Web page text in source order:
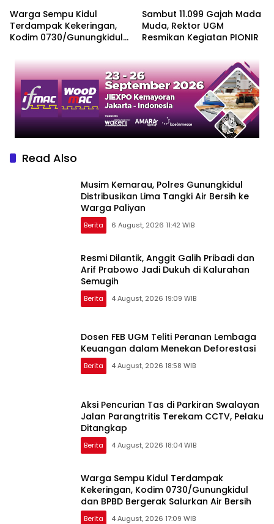
Warga Sempu Kidul
Terdampak Kekeringan,
Kodim 0730/Gunungkidul
Salurkan Air Bersih
Sambut 11.099 Gajah Mada
Muda, Rektor UGM
Resmikan Kegiatan PIONIR
Read Also
Musim Kemarau, Polres Gunungkidul
Distribusikan Lima Tangki Air Bersih ke
Warga Paliyan
Berita 6 August, 2026 11:42 WIB
Resmi Dilantik, Anggit Galih Pribadi dan
Arif Prabowo Jadi Dukuh di Kalurahan
Semugih
Berita 4 August, 2026 19:09 WIB
Dosen FEB UGM Teliti Peranan Lembaga
Keuangan dalam Menekan Deforestasi
Berita 4 August, 2026 18:58 WIB
Aksi Pencurian Tas di Parkiran Swalayan
Jalan Parangtritis Terekam CCTV, Pelaku
Ditangkap
Berita 4 August, 2026 18:04 WIB
Warga Sempu Kidul Terdampak
Kekeringan, Kodim 0730/Gunungkidul
dan BPBD Bergerak Salurkan Air Bersih
Berita 4 August, 2026 17:09 WIB